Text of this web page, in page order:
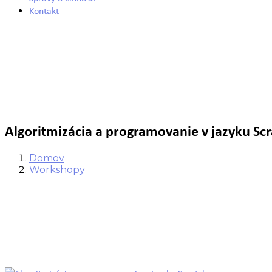
Kontakt
Algoritmizácia a programovanie v jazyku
Domov
Workshopy